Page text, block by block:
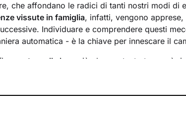
che affondano le radici di tanti nostri modi di
vissute in famiglia, infatti, vengono
Individuare e comprendere questi
automatica - è la chiave per innescare il
portare alla luce
ciò che per tanto tempo è
di consapevolezza è il primo passo